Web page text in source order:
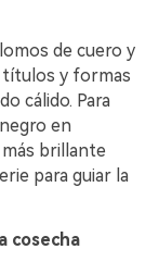
de cuero y
títulos y formas
cálido. Para
en
brillante
para guiar la
cosecha